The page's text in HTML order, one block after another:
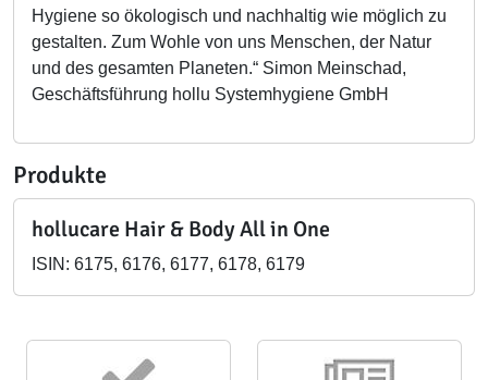
Hygiene so ökologisch und nachhaltig wie möglich zu
gestalten. Zum Wohle von uns Menschen, der Natur
und des gesamten Planeten.“ Simon Meinschad,
Geschäftsführung hollu Systemhygiene GmbH
Produkte
hollucare Hair & Body All in One
ISIN: 6175, 6176, 6177, 6178, 6179